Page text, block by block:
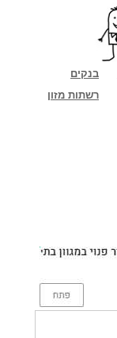
בנקים
רשתות מזון